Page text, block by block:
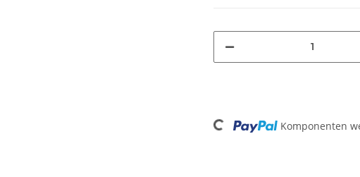
Loading... Komponenten